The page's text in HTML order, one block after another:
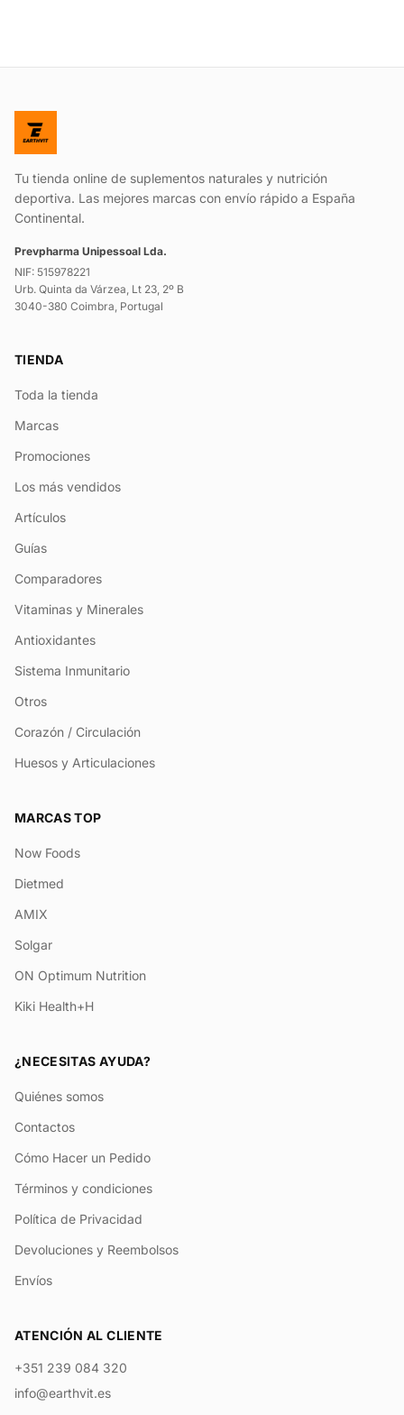
Tu tienda online de suplementos naturales y nutrición
deportiva. Las mejores marcas con envío rápido a España
Continental.
Prevpharma Unipessoal Lda.
NIF: 515978221
Urb. Quinta da Várzea, Lt 23, 2º B
3040-380 Coimbra, Portugal
TIENDA
Toda la tienda
Marcas
Promociones
Los más vendidos
Artículos
Guías
Comparadores
Vitaminas y Minerales
Antioxidantes
Sistema Inmunitario
Otros
Corazón / Circulación
Huesos y Articulaciones
MARCAS TOP
Now Foods
Dietmed
AMIX
Solgar
ON Optimum Nutrition
Kiki Health+H
¿NECESITAS AYUDA?
Quiénes somos
Contactos
Cómo Hacer un Pedido
Términos y condiciones
Política de Privacidad
Devoluciones y Reembolsos
Envíos
ATENCIÓN AL CLIENTE
+351 239 084 320
info@earthvit.es